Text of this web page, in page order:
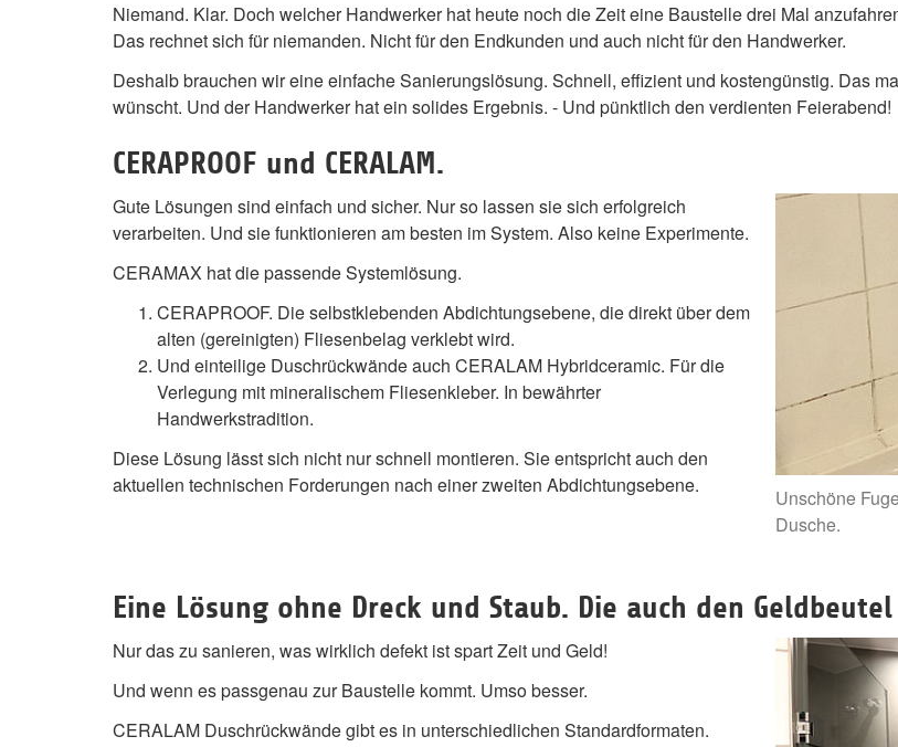
Niemand. Klar. Doch welcher Handwerker hat heute noch die Zeit eine Baustelle drei Mal
Das rechnet sich für niemanden. Nicht für den Endkunden und auch nicht für den Handwerker.
Deshalb brauchen wir eine einfache Sanierungslösung. Schnell, effizient und kostengünstig. Das
wünscht. Und der Handwerker hat ein solides Ergebnis. - Und pünktlich den verdienten Feierabend!
CERAPROOF und CERALAM.
Unschöne
Dusche.
Gute Lösungen sind einfach und sicher. Nur so lassen sie sich erfolgreich
verarbeiten. Und sie funktionieren am besten im System. Also keine Experimente.
CERAMAX hat die passende Systemlösung.
CERAPROOF. Die selbstklebenden Abdichtungsebene, die direkt über dem
alten (gereinigten) Fliesenbelag verklebt wird.
Und einteilige Duschrückwände auch CERALAM Hybridceramic. Für die
Verlegung mit mineralischem Fliesenkleber. In bewährter
Handwerkstradition.
Diese Lösung lässt sich nicht nur schnell montieren. Sie entspricht auch den
aktuellen technischen Forderungen nach einer zweiten Abdichtungsebene.
Eine Lösung ohne Dreck und Staub. Die auch den
Nur das zu sanieren, was wirklich defekt ist spart Zeit und Geld!
Und wenn es passgenau zur Baustelle kommt. Umso besser.
CERALAM Duschrückwände gibt es in unterschiedlichen Standardformaten.